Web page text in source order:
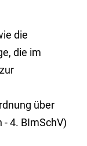
die
die im
über
4. BImSchV)